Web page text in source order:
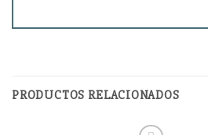
PRODUCTOS RELACIONADOS